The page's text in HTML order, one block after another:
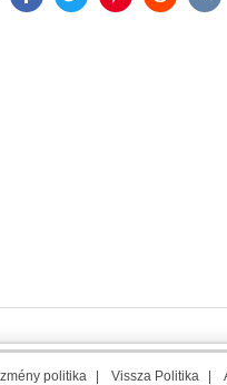
politika Vissza Politika